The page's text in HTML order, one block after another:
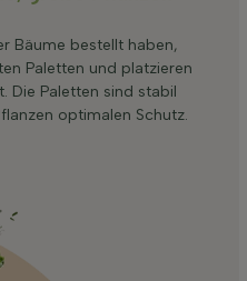
Bäume bestellt haben,
Paletten und platzieren
Die Paletten sind stabil
optimalen Schutz.